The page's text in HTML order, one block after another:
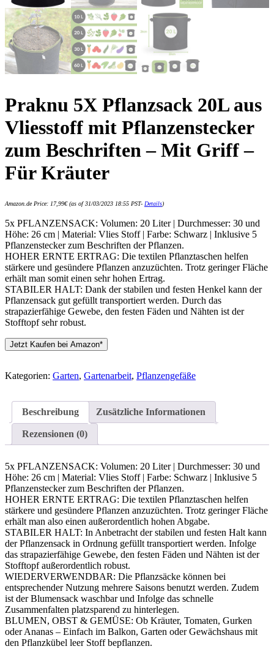
Praknu 5X Pflanzsack 20L aus
Vliesstoff mit Pflanzenstecker
zum Beschriften – Mit Griff –
Für Kräuter
Amazon.de Price: 17,99€(as of 31/03/2023 18:55 PST- Details)
5x PFLANZENSACK: Volumen: 20 Liter | Durchmesser: 30 und
Höhe: 26 cm | Material: Vlies Stoff | Farbe: Schwarz | Inklusive 5
Pflanzenstecker zum Beschriften der Pflanzen.
HOHER ERNTE ERTRAG: Die textilen Pflanztaschen helfen
stärkere und gesündere Pflanzen anzuzüchten. Trotz geringer Fläche
erhält man somit einen sehr hohen Ertrag.
STABILER HALT: Dank der stabilen und festen Henkel kann der
Pflanzensack gut gefüllt transportiert werden. Durch das
strapazierfähige Gewebe, den festen Fäden und Nähten ist der
Stofftopf sehr robust.
Jetzt Kaufen bei Amazon*
Kategorien: Garten, Gartenarbeit, Pflanzengefäße
Beschreibung Zusätzliche Informationen
Rezensionen (0)
5x PFLANZENSACK: Volumen: 20 Liter | Durchmesser: 30 und
Höhe: 26 cm | Material: Vlies Stoff | Farbe: Schwarz | Inklusive 5
Pflanzenstecker zum Beschriften der Pflanzen.
HOHER ERNTE ERTRAG: Die textilen Pflanztaschen helfen
stärkere und gesündere Pflanzen anzuzüchten. Trotz geringer Fläche
erhält man also einen außerordentlich hohen Abgabe.
STABILER HALT: In Anbetracht der stabilen und festen Halt kann
der Pflanzensack in Ordnung gefüllt transportiert werden. Infolge
das strapazierfähige Gewebe, den festen Fäden und Nähten ist der
Stofftopf außerordentlich robust.
WIEDERVERWENDBAR: Die Pflanzsäcke können bei
entsprechender Nutzung mehrere Saisons benutzt werden. Zudem
ist der Blumensack waschbar und Infolge das schnelle
Zusammenfalten platzsparend zu hinterlegen.
BLUMEN, OBST & GEMÜSE: Ob Kräuter, Tomaten, Gurken
oder Ananas – Einfach im Balkon, Garten oder Gewächshaus mit
den Pflanzkübel leer Stoff bepflanzen.